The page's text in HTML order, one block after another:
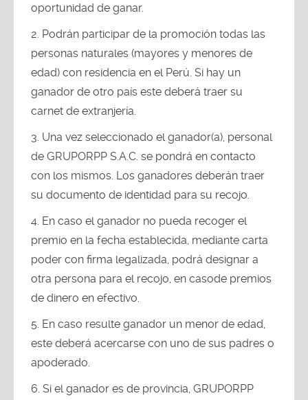
oportunidad de ganar.
Podrán participar de la promoción todas las
personas naturales (mayores y menores de
edad) con residencia en el Perú. Si hay un
ganador de otro país este deberá traer su
carnet de extranjería.
Una vez seleccionado el ganador(a), personal
de GRUPORPP S.A.C. se pondrá en contacto
con los mismos. Los ganadores deberán traer
su documento de identidad para su recojo.
En caso el ganador no pueda recoger el
premio en la fecha establecida, mediante carta
poder con firma legalizada, podrá designar a
otra persona para el recojo, en casode premios
de dinero en efectivo.
En caso resulte ganador un menor de edad,
este deberá acercarse con uno de sus padres o
apoderado.
Si el ganador es de provincia, GRUPORPP